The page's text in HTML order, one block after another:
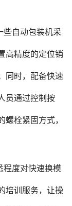
些自动包装机采
高精度的定位销
同时，配备快速
员通过控制按
栓紧固方式，
程度对快速换模
培训服务，让操